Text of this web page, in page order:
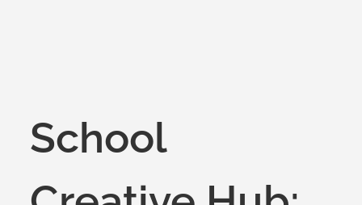
School